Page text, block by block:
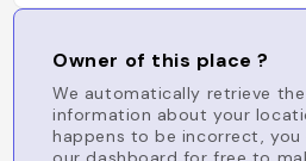
Owner of this place ?
We automatically retrieve
information about your
happens to be incorrect, you